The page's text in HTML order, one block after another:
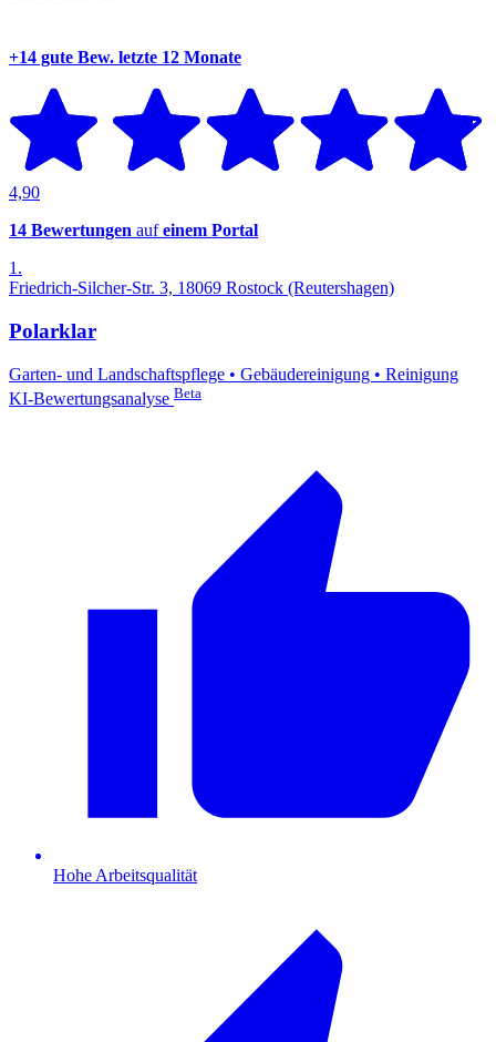
+14 gute Bew. letzte 12 Monate
4,90
14 Bewertungen aufeinem Portal
1.
Friedrich-Silcher-Str. 3, 18069 Rostock (Reutershagen)
Polarklar
Garten- und Landschaftspflege • Gebäudereinigung • Reinigung
KI-Bewertungsanalyse Beta
Hohe Arbeitsqualität